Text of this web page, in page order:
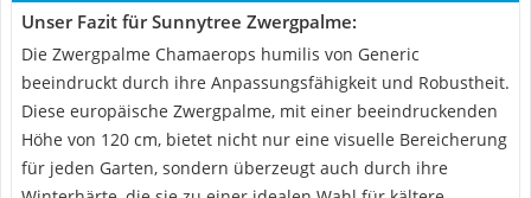
Unser Fazit für Sunnytree Zwergpalme:
Die Zwergpalme Chamaerops humilis von Generic
beeindruckt durch ihre Anpassungsfähigkeit und Robustheit.
Diese europäische Zwergpalme, mit einer beeindruckenden
Höhe von 120 cm, bietet nicht nur eine visuelle Bereicherung
für jeden Garten, sondern überzeugt auch durch ihre